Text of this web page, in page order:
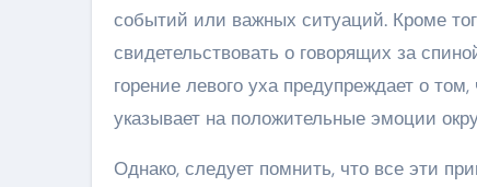
событий или важных ситуаций. Кроме
свидетельствовать о говорящих за
горение левого уха предупреждает о
указывает на положительные эмоции
Однако, следует помнить, что все эти